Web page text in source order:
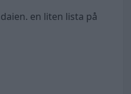
en liten lista på